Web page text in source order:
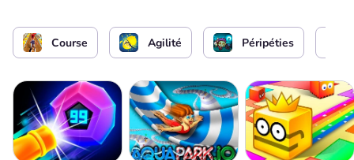
Sauter Attaquer
Course Agilité Péripéties